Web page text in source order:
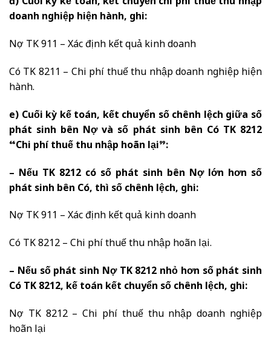
doanh nghiệp hiện hành, ghi:
Nợ TK 911 – Xác định kết quả kinh doanh
Có TK 8211 – Chi phí thuế thu nhập doanh nghiệp hiện
hành.
e) Cuối kỳ kế toán, kết chuyển số chênh lệch giữa số
phát sinh bên Nợ và số phát sinh bên Có TK 8212
“Chi phí thuế thu nhập hoãn lại”:
– Nếu TK 8212 có số phát sinh bên Nợ lớn hơn số
phát sinh bên Có, thì số chênh lệch, ghi:
Nợ TK 911 – Xác định kết quả kinh doanh
Có TK 8212 – Chi phí thuế thu nhập hoãn lại.
– Nếu số phát sinh Nợ TK 8212 nhỏ hơn số phát sinh
Có TK 8212, kế toán kết chuyển số chênh lệch, ghi:
Nợ TK 8212 – Chi phí thuế thu nhập doanh nghiệp
hoãn lại